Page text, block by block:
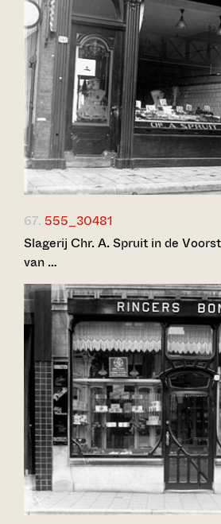
67. 555_30481
Slagerij Chr. A. Spruit in de
van …